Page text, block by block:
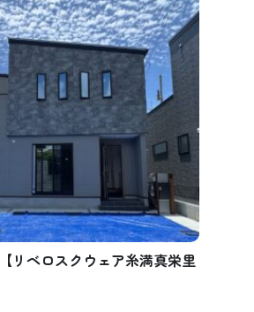
リベロスクウェア糸満真栄里